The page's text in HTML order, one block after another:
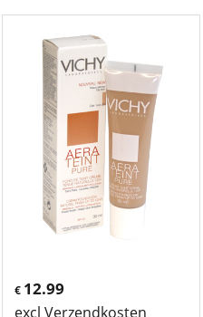
€ 12.99
excl Verzendkosten